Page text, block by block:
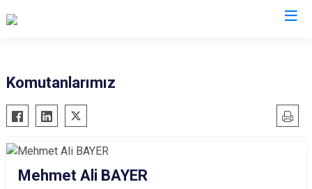
Komutanlarımız
Mehmet Ali BAYER